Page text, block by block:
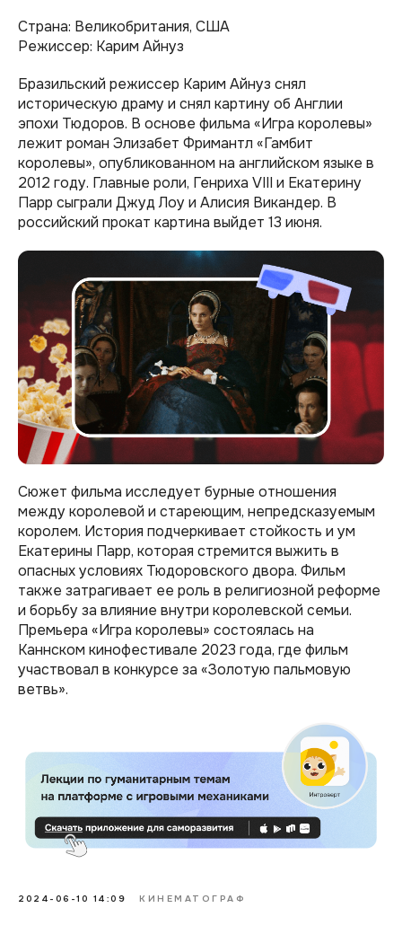
Страна: Великобритания, США
Режиссер: Карим Айнуз
Бразильский режиссер Карим Айнуз снял
историческую драму и снял картину об Англии
эпохи Тюдоров. В основе фильма «Игра королевы»
лежит роман Элизабет Фримантл «Гамбит
королевы», опубликованном на английском языке в
2012 году. Главные роли, Генриха VIII и Екатерину
Парр сыграли Джуд Лоу и Алисия Викандер. В
российский прокат картина выйдет 13 июня.
Сюжет фильма исследует бурные отношения
между королевой и стареющим, непредсказуемым
королем. История подчеркивает стойкость и ум
Екатерины Парр, которая стремится выжить в
опасных условиях Тюдоровского двора. Фильм
также затрагивает ее роль в религиозной реформе
и борьбу за влияние внутри королевской семьи.
Премьера «Игра королевы» состоялась на
Каннском кинофестивале 2023 года, где фильм
участвовал в конкурсе за «Золотую пальмовую
ветвь».
2024-06-10 14:09 КИНЕМАТОГРАФ